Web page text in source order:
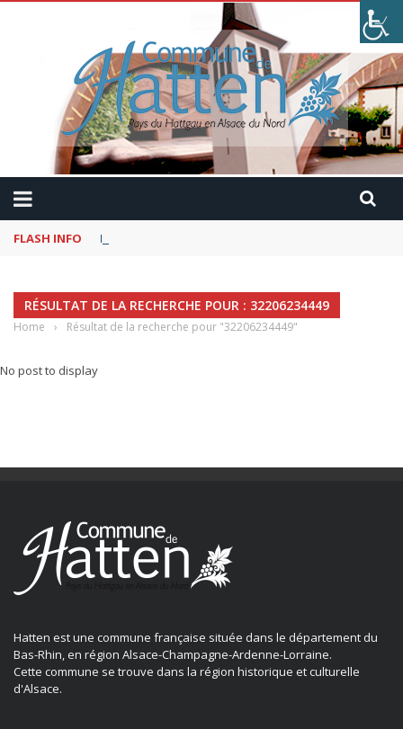
FLASH INFO Kaffeekranzel : Le Maroc en camping-car avec
RÉSULTAT DE LA RECHERCHE POUR : 32206234449
Home › Résultat de la recherche pour "32206234449"
No post to display
Hatten est une commune française située dans le département du
Bas-Rhin, en région Alsace-Champagne-Ardenne-Lorraine.
Cette commune se trouve dans la région historique et culturelle
d'Alsace.